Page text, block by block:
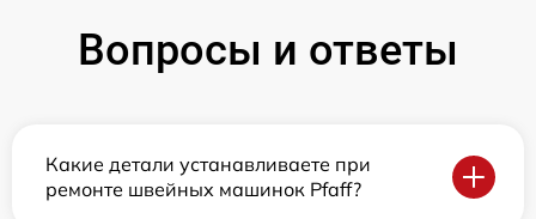
Вопросы и ответы
Какие детали устанавливаете при
ремонте швейных машинок Pfaff?